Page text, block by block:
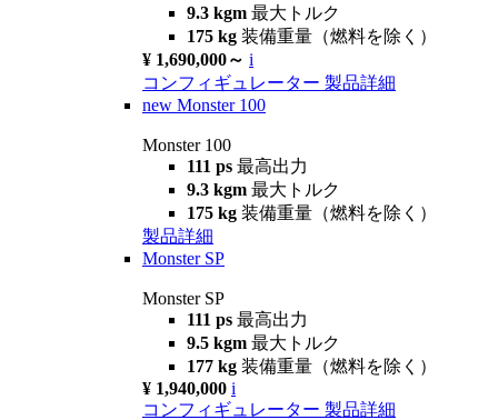
9.3 kgm 最大トルク
175 kg 装備重量（燃料を除く）
¥ 1,690,000～ i
コンフィギュレーター 製品詳細
new Monster 100
Monster 100
111 ps 最高出力
9.3 kgm 最大トルク
175 kg 装備重量（燃料を除く）
製品詳細
Monster SP
Monster SP
111 ps 最高出力
9.5 kgm 最大トルク
177 kg 装備重量（燃料を除く）
¥ 1,940,000 i
コンフィギュレーター 製品詳細